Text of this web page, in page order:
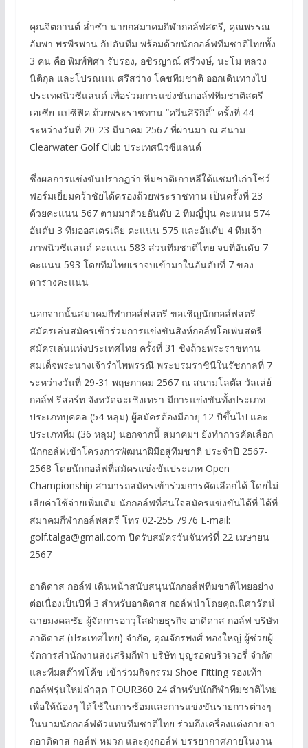
คุณจิตกานต์ ล่ำซำ นายกสมาคมกีฬากอล์ฟสตรี, คุณพรรณ
อัมพา พรพีรพาน กัปตันทีม พร้อมด้วยนักกอล์ฟทีมชาติไทยทั้ง
3 คน คือ พิมพ์พิศา รับรอง, อชิรญาณ์ ศรีวงษ์, นะโม หลวง
นิติกุล และโปรณนน ศรีสว่าง โคชทีมชาติ ออกเดินทางไป
ประเทศนิวซีแลนด์ เพื่อร่วมการแข่งขันกอล์ฟทีมชาติสตรี
เอเซีย-แปซิฟิค ถ้วยพระราชทาน “ควีนสิริกิติ์” ครั้งที่ 44
ระหว่างวันที่ 20-23 มีนาคม 2567 ที่ผ่านมา ณ สนาม
Clearwater Golf Club ประเทศนิวซีแลนด์
ซึ่งผลการแข่งขันปรากฏว่า ทีมชาติเกาหลีใต้แชมป์เก่าโชว์
ฟอร์มเยี่ยมคว้าชัยได้ครองถ้วยพระราชทาน เป็นครั้งที่ 23
ด้วยคะแนน 567 ตามมาด้วยอันดับ 2 ทีมญี่ปุ่น คะแนน 574
อันดับ 3 ทีมออสเตรเลีย คะแนน 575 และอันดับ 4 ทีมเจ้า
ภาพนิวซีแลนด์ คะแนน 583 ส่วนทีมชาติไทย จบที่อันดับ 7
คะแนน 593 โดยทีมไทยเราจบเข้ามาในอันดับที่ 7 ของ
ตารางคะแนน
นอกจากนั้นสมาคมกีฬากอล์ฟสตรี ขอเชิญนักกอล์ฟสตรี
สมัครเล่นสมัครเข้าร่วมการแข่งขันสิงห์กอล์ฟโอเพ่นสตรี
สมัครเล่นแห่งประเทศไทย ครั้งที่ 31 ชิงถ้วยพระราชทาน
สมเด็จพระนางเจ้ารำไพพรรณี พระบรมราชินีในรัชกาลที่ 7
ระหว่างวันที่ 29-31 พฤษภาคม 2567 ณ สนามโลตัส วัลเล่ย์
กอล์ฟ รีสอร์ท จังหวัดฉะเชิงเทรา มีการแข่งขันทั้งประเภท
ประเภทบุคคล (54 หลุม) ผู้สมัครต้องมีอายุ 12 ปีขึ้นไป และ
ประเภททีม (36 หลุม) นอกจากนี้ สมาคมฯ ยังทำการคัดเลือก
นักกอล์ฟเข้าโครงการพัฒนาฝีมือสู่ทีมชาติ ประจำปี 2567-
2568 โดยนักกอล์ฟที่สมัครแข่งขันประเภท Open
Championship สามารถสมัครเข้าร่วมการคัดเลือกได้ โดยไม่
เสียค่าใช้จ่ายเพิ่มเติม นักกอล์ฟที่สนใจสมัครแข่งขันได้ที่ ได้ที่
สมาคมกีฬากอล์ฟสตรี โทร 02-255 7976 E-mail:
golf.talga@gmail.com ปิดรับสมัครวันจันทร์ที่ 22 เมษายน
2567
อาดิดาส กอล์ฟ เดินหน้าสนับสนุนนักกอล์ฟทีมชาติไทยอย่าง
ต่อเนื่องเป็นปีที่ 3 สำหรับอาดิดาส กอล์ฟนำโดยคุณนิศารัตน์
ฉายมงคลชัย ผู้จัดการอาวุโสฝ่ายธุรกิจ อาดิดาส กอล์ฟ บริษัท
อาดิดาส (ประเทศไทย) จำกัด, คุณจักรพงศ์ ทองใหญ่ ผู้ช่วยผู้
จัดการสำนักงานส่งเสริมกีฬา บริษัท บุญรอดบริวเวอรี่ จำกัด
และทีมสต๊าฟโค้ช เข้าร่วมกิจกรรม Shoe Fitting รองเท้า
กอล์ฟรุ่นใหม่ล่าสุด TOUR360 24 สำหรับนักกีฬาทีมชาติไทย
เพื่อให้น้องๆ ได้ใช้ในการซ้อมและการแข่งขันรายการต่างๆ
ในนามนักกอล์ฟตัวแทนทีมชาติไทย ร่วมถึงเครื่องแต่งกายจา
กอาดิดาส กอล์ฟ หมวก และถุงกอล์ฟ บรรยากาศภายในงาน